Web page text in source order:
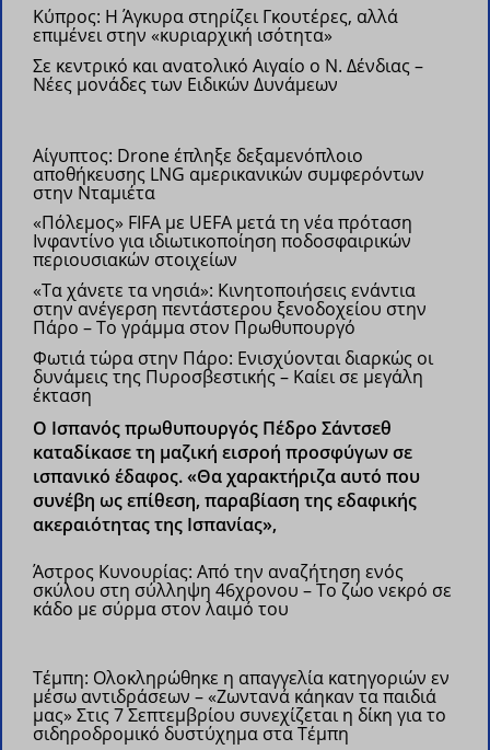
Κύπρος: Η Άγκυρα στηρίζει Γκουτέρες, αλλά
επιμένει στην «κυριαρχική ισότητα»
Σε κεντρικό και ανατολικό Αιγαίο ο Ν. Δένδιας –
Νέες μονάδες των Ειδικών Δυνάμεων
Αίγυπτος: Drone έπληξε δεξαμενόπλοιο
αποθήκευσης LNG αμερικανικών συμφερόντων
στην Νταμιέτα
«Πόλεμος» FIFA με UEFA μετά τη νέα πρόταση
Ινφαντίνο για ιδιωτικοποίηση ποδοσφαιρικών
περιουσιακών στοιχείων
«Τα χάνετε τα νησιά»: Κινητοποιήσεις ενάντια
στην ανέγερση πεντάστερου ξενοδοχείου στην
Πάρο – Το γράμμα στον Πρωθυπουργό
Φωτιά τώρα στην Πάρο: Ενισχύονται διαρκώς οι
δυνάμεις της Πυροσβεστικής – Καίει σε μεγάλη
έκταση
Ο Ισπανός πρωθυπουργός Πέδρο Σάντσεθ
καταδίκασε τη μαζική εισροή προσφύγων σε
ισπανικό έδαφος. «Θα χαρακτήριζα αυτό που
συνέβη ως επίθεση, παραβίαση της εδαφικής
ακεραιότητας της Ισπανίας»,
Άστρος Κυνουρίας: Από την αναζήτηση ενός
σκύλου στη σύλληψη 46χρονου – Το ζώο νεκρό σε
κάδο με σύρμα στον λαιμό του
Τέμπη: Ολοκληρώθηκε η απαγγελία κατηγοριών εν
μέσω αντιδράσεων – «Ζωντανά κάηκαν τα παιδιά
μας»Στις 7 Σεπτεμβρίου συνεχίζεται η δίκη για το
σιδηροδρομικό δυστύχημα στα Τέμπη